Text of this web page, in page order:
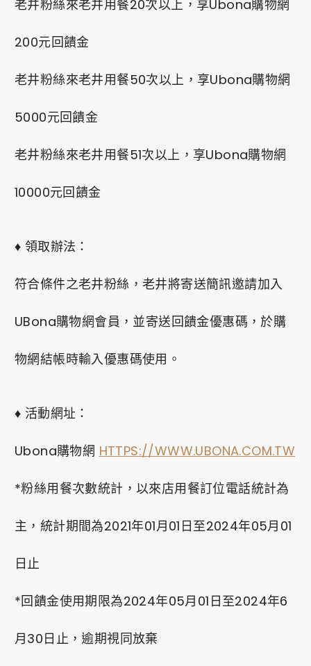
老井粉絲來老井用餐20次以上，享Ubona購物網
200元回饋金
老井粉絲來老井用餐50次以上，享Ubona購物網
5000元回饋金
老井粉絲來老井用餐51次以上，享Ubona購物網
10000元回饋金
♦ 領取辦法：
符合條件之老井粉絲，老井將寄送簡訊邀請加入
UBona購物網會員，並寄送回饋金優惠碼，於購
物網結帳時輸入優惠碼使用。
♦ 活動網址：
Ubona購物網 HTTPS://WWW.UBONA.COM.TW
*粉絲用餐次數統計，以來店用餐訂位電話統計為
主，統計期間為2021年01月01日至2024年05月01
日止
*回饋金使用期限為2024年05月01日至2024年6
月30日止，逾期視同放棄